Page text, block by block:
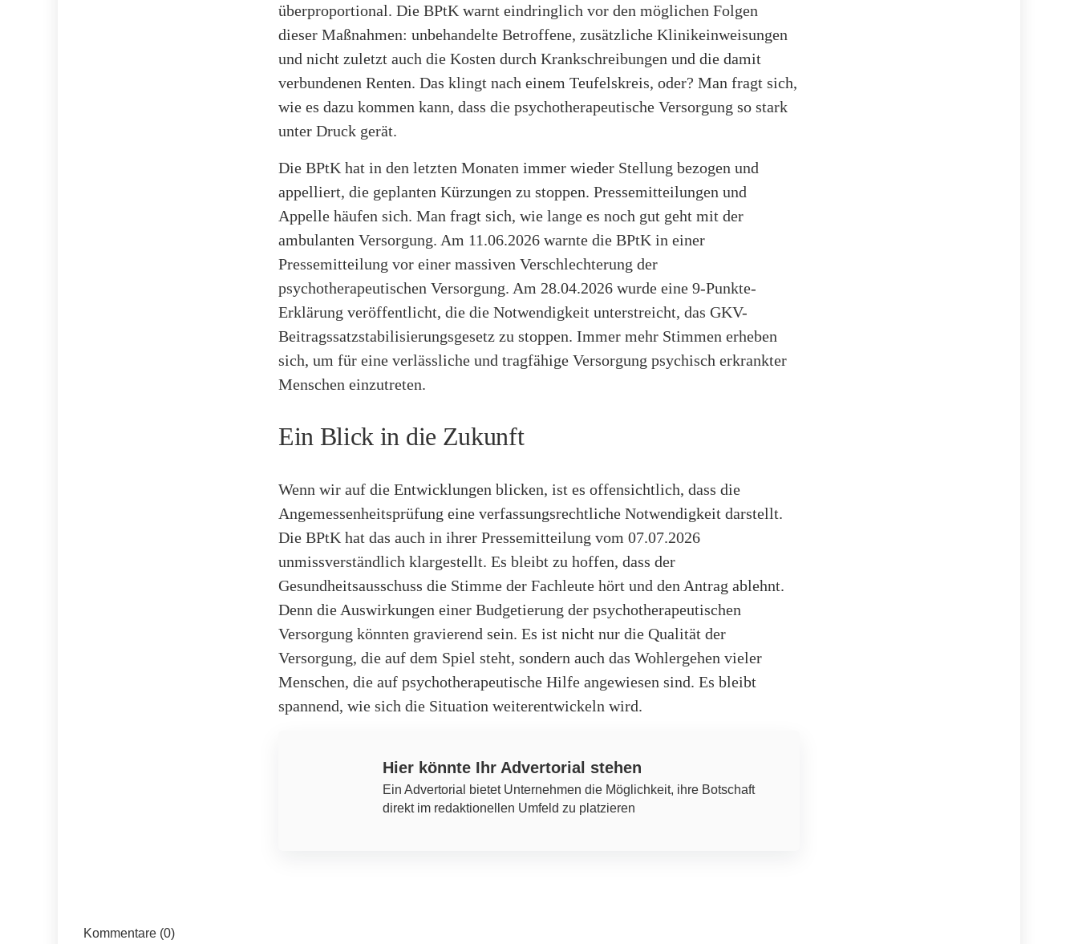
überproportional. Die BPtK warnt eindringlich vor den möglichen Folgen
dieser Maßnahmen: unbehandelte Betroffene, zusätzliche Klinikeinweisungen
und nicht zuletzt auch die Kosten durch Krankschreibungen und die damit
verbundenen Renten. Das klingt nach einem Teufelskreis, oder? Man fragt sich,
wie es dazu kommen kann, dass die psychotherapeutische Versorgung so stark
unter Druck gerät.
Die BPtK hat in den letzten Monaten immer wieder Stellung bezogen und
appelliert, die geplanten Kürzungen zu stoppen. Pressemitteilungen und
Appelle häufen sich. Man fragt sich, wie lange es noch gut geht mit der
ambulanten Versorgung. Am 11.06.2026 warnte die BPtK in einer
Pressemitteilung vor einer massiven Verschlechterung der
psychotherapeutischen Versorgung. Am 28.04.2026 wurde eine 9-Punkte-
Erklärung veröffentlicht, die die Notwendigkeit unterstreicht, das GKV-
Beitragssatzstabilisierungsgesetz zu stoppen. Immer mehr Stimmen erheben
sich, um für eine verlässliche und tragfähige Versorgung psychisch erkrankter
Menschen einzutreten.
Ein Blick in die Zukunft
Wenn wir auf die Entwicklungen blicken, ist es offensichtlich, dass die
Angemessenheitsprüfung eine verfassungsrechtliche Notwendigkeit darstellt.
Die BPtK hat das auch in ihrer Pressemitteilung vom 07.07.2026
unmissverständlich klargestellt. Es bleibt zu hoffen, dass der
Gesundheitsausschuss die Stimme der Fachleute hört und den Antrag ablehnt.
Denn die Auswirkungen einer Budgetierung der psychotherapeutischen
Versorgung könnten gravierend sein. Es ist nicht nur die Qualität der
Versorgung, die auf dem Spiel steht, sondern auch das Wohlergehen vieler
Menschen, die auf psychotherapeutische Hilfe angewiesen sind. Es bleibt
spannend, wie sich die Situation weiterentwickeln wird.
Hier könnte Ihr Advertorial stehen
Ein Advertorial bietet Unternehmen die Möglichkeit, ihre Botschaft
direkt im redaktionellen Umfeld zu platzieren
Kommentare (0)